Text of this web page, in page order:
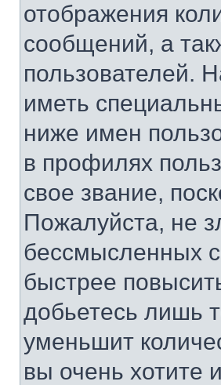
отображения
сообщений, а
пользователей.
иметь
ниже имен
в профилях
свое звание,
Пожалуйста, не
бессмысленных
быстрее
добьетесь лишь
уменьшит
вы очень хотите